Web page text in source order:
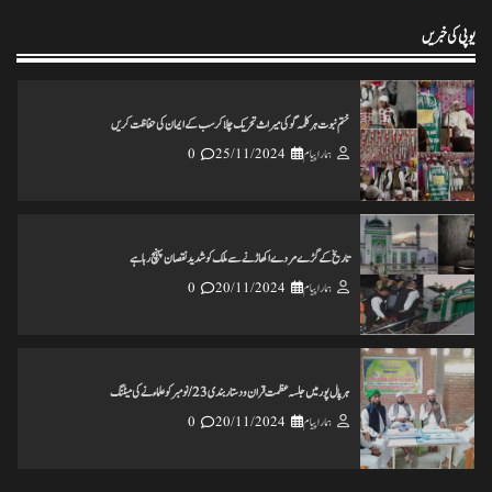
یوپی کی خبریں
ختم نبوت ہر کلمہ گو کی میراث تحریک چلاکرسب کے ایمان کی حفاظت کریں
ہمارا پیام
25/11/2024
0
تاریخ کے گڑے مردے اکھاڑنے سے ملک کو شدید نقصان پہنچ رہاہے
ہمارا پیام
20/11/2024
0
ہرپال پور میں جلسہ عظمت قران و دستاربندی 23/نومبر کو علماء نے کی میٹنگ
ہمارا پیام
20/11/2024
0